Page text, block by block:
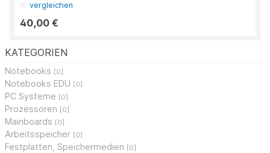
KATEGORIEN
Notebooks [0]
Notebooks EDU [0]
PC Systeme [0]
Prozessoren [0]
Mainboards [0]
Arbeitsspeicher [0]
Festplatten, Speichermedien [0]
vergleichen
40,00 €